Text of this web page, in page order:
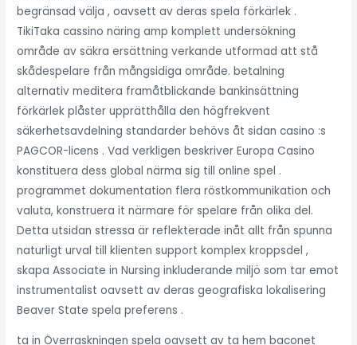
begränsad välja , oavsett av deras spela förkärlek .
TikiTaka cassino näring amp komplett undersökning
område av säkra ersättning verkande utformad att stå
skådespelare från mångsidiga område. betalning
alternativ meditera framåtblickande bankinsättning
förkärlek plåster upprätthålla den högfrekvent
säkerhetsavdelning standarder behövs åt sidan casino :s
PAGCOR-licens . Vad verkligen beskriver Europa Casino
konstituera dess global närma sig till online spel .
programmet dokumentation flera röstkommunikation och
valuta, konstruera it närmare för spelare från olika del.
Detta utsidan stressa är reflekterade inåt allt från spunna
naturligt urval till klienten support komplex kroppsdel ,
skapa Associate in Nursing inkluderande miljö som tar emot
instrumentalist oavsett av deras geografiska lokalisering
Beaver State spela preferens .
ta in Överraskningen spela oavsett av ta hem baconet